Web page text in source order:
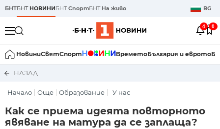
БНТБНТ НОВИНИБНТСпортБНТ На живо BG
4 0
НовиниСвятСпорт ВреметоБългария и еврото
НАЗАД
Начало Още Образование У нас
Как се приема идеята повторното
явяване на матура да се заплаща?